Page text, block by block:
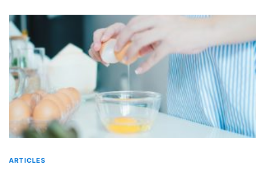
ARTICLES